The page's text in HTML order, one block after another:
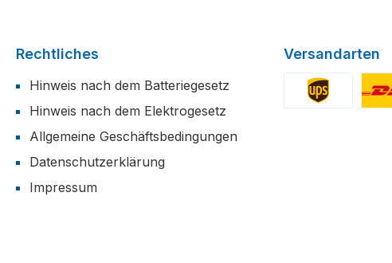
Rechtliches
Hinweis nach dem Batteriegesetz
Hinweis nach dem Elektrogesetz
Allgemeine Geschäftsbedingungen
Datenschutzerklärung
Impressum
Versandarten